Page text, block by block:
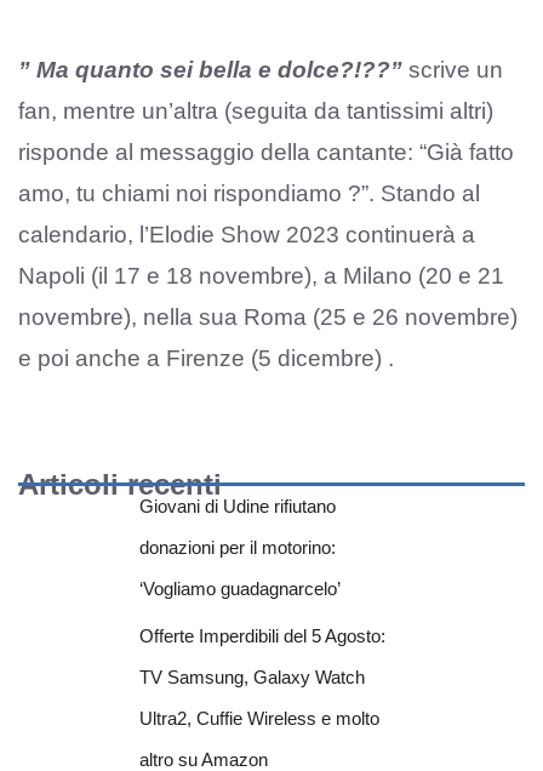
” Ma quanto sei bella e dolce?!??” scrive un
fan, mentre un’altra (seguita da tantissimi altri)
risponde al messaggio della cantante: “Già fatto
amo, tu chiami noi rispondiamo ?”. Stando al
calendario, l’Elodie Show 2023 continuerà a
Napoli (il 17 e 18 novembre), a Milano (20 e 21
novembre), nella sua Roma (25 e 26 novembre)
e poi anche a Firenze (5 dicembre) .
Articoli recenti
Giovani di Udine rifiutano
donazioni per il motorino:
‘Vogliamo guadagnarcelo’
Offerte Imperdibili del 5 Agosto:
TV Samsung, Galaxy Watch
Ultra2, Cuffie Wireless e molto
altro su Amazon